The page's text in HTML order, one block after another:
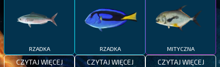
RZADKA
CZYTAJ WIĘCEJ
RZADKA
CZYTAJ WIĘCEJ
MITYCZNA
CZYTAJ WIĘCEJ